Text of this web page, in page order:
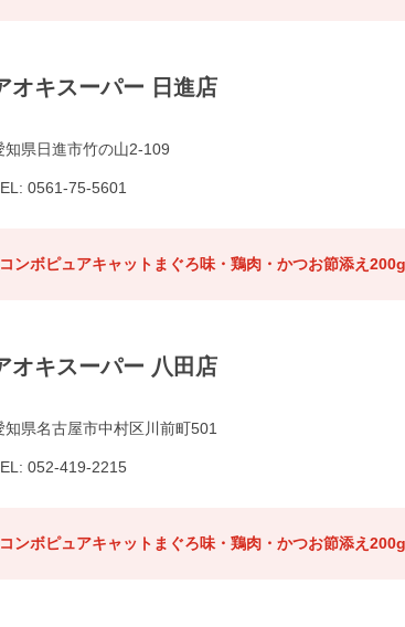
オキスーパー 日進店
知県日進市竹の山2-109
0561-75-5601
コンボピュアキャットまぐろ味・鶏肉・かつお節添え200g
オキスーパー 八田店
知県名古屋市中村区川前町501
052-419-2215
コンボピュアキャットまぐろ味・鶏肉・かつお節添え200g